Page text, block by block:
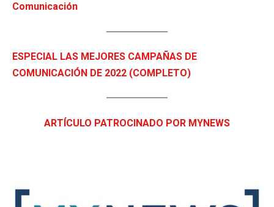
Comunicación
ESPECIAL LAS MEJORES CAMPAÑAS DE
COMUNICACIÓN DE 2022 (COMPLETO)
ARTÍCULO PATROCINADO POR MYNEWS